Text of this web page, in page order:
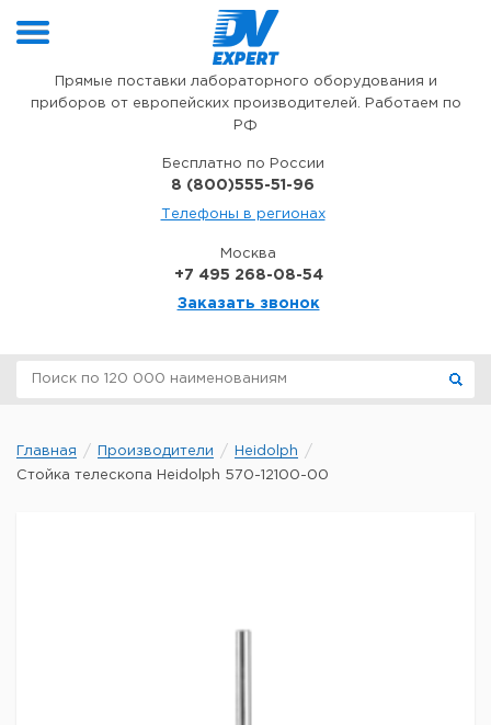
Прямые поставки лабораторного оборудования и
приборов от европейских производителей. Работаем по
РФ
Бесплатно по России
8 (800)555-51-96
Телефоны в регионах
Москва
+7 495 268-08-54
Заказать звонок
Главная Производители
Heidolph
Стойка телескопа Heidolph 570-12100-00